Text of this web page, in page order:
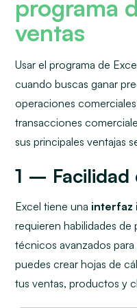
programa
ventas
Usar el programa de
cuando buscas ganar
operaciones
transacciones
sus principales ventajas
1 – Facilidad
Excel tiene una interfaz
requieren habilidades
técnicos avanzados
puedes crear hojas de
tus ventas, productos y